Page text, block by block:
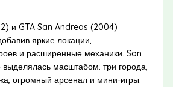
и GTA San Andreas (2004)
яркие локации,
и расширенные механики. San
масштабом: три города,
огромный арсенал и мини-игры.